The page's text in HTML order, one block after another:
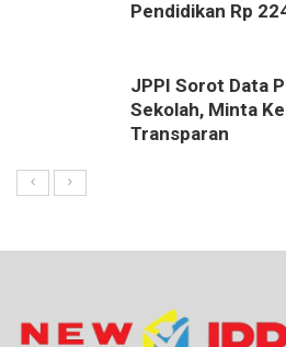
Pendidikan Rp
JPPI Sorot Data
Sekolah, Minta
Transparan